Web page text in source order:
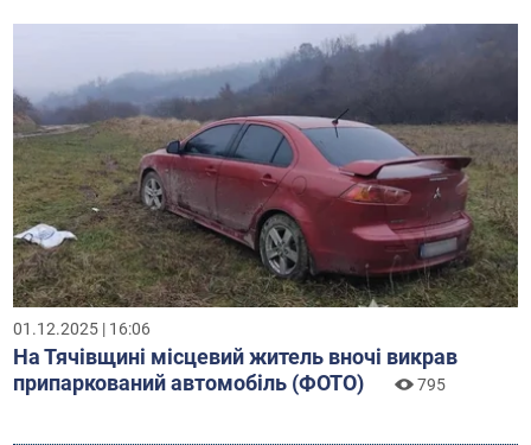
01.12.2025 | 16:06
На Тячівщині місцевий житель вночі викрав
припаркований автомобіль (ФОТО)
795